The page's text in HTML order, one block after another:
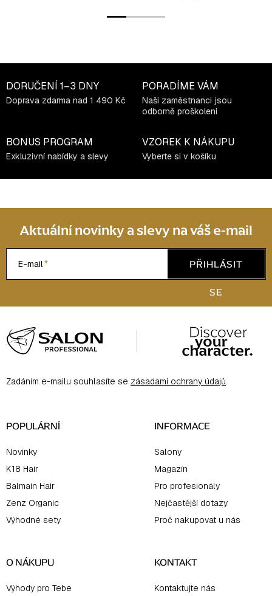
DORUČENÍ 1–3 DNY
Doprava zdarma nad 1 490 Kč
PORADÍME VÁM
Naši zaměstnanci jsou
odborně proškoleni
BONUS PROGRAM
Exkluzivní nabídky a slevy
VZOREK K NÁKUPU
Vyberte si v košíku
Aktuální novinky a slevy na váš e-mail
E-mail
PŘIHLÁSIT
SE
á
p
Zadáním e-mailu souhlasíte se zásadami ochrany údajů.
POPULÁRNÍ
Novinky
K18 Hair
Balmain Hair
Zenz Organic
Výhodné sety
INFORMACE
Salony
Magazín
Pro profesionály
Nejčastější dotazy
Proč nakupovat u nás
O NÁKUPU
Výhody pro Tebe
KONTAKT
Kontaktujte nás